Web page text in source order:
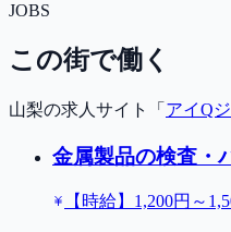
JOBS
この街で働く
山梨の求人サイト「 アイQ
金属製品の検査・
【時給】1,200円～